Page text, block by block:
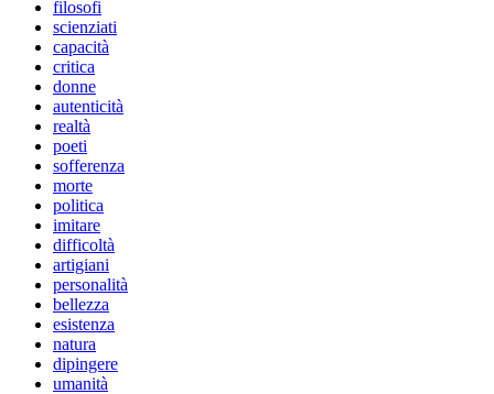
filosofi
scienziati
capacità
critica
donne
autenticità
realtà
poeti
sofferenza
morte
politica
imitare
difficoltà
artigiani
personalità
bellezza
esistenza
natura
dipingere
umanità